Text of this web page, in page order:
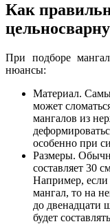
Как
При подборе
нюансы:
Материал.
может
мангалов из
особенно при
Размеры.
составляет 30
Например, если
мангал, то на
до двенадцати
будет